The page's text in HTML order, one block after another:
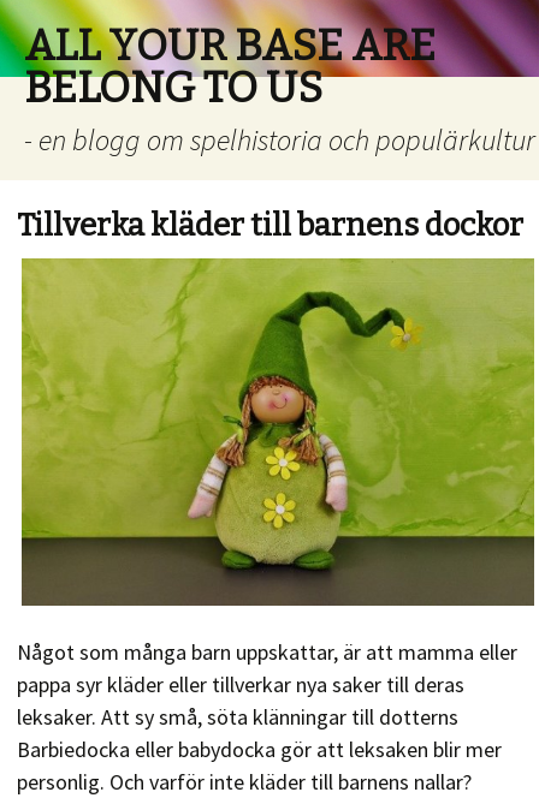
ALL YOUR BASE ARE
BELONG TO US
- en blogg om spelhistoria och populärkultur
Tillverka kläder till barnens dockor
Något som många barn uppskattar, är att mamma eller
pappa syr kläder eller tillverkar nya saker till deras
leksaker. Att sy små, söta klänningar till dotterns
Barbiedocka eller babydocka gör att leksaken blir mer
personlig. Och varför inte kläder till barnens nallar?